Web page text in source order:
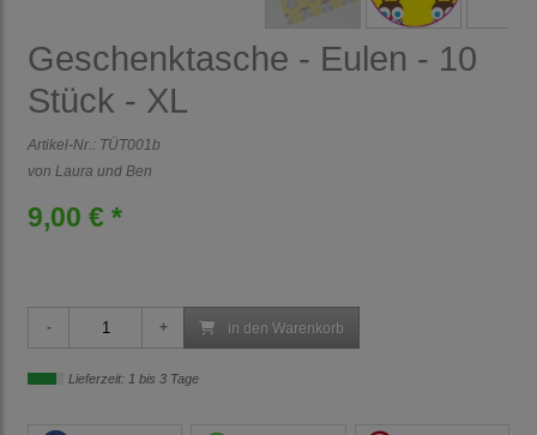
Geschenktasche - Eulen - 10
Stück - XL
Artikel-Nr.: TÜT001b
von Laura und Ben
9,00 € *
in den Warenkorb
Lieferzeit: 1 bis 3 Tage